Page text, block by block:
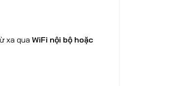
xa qua WiFi nội bộ hoặc